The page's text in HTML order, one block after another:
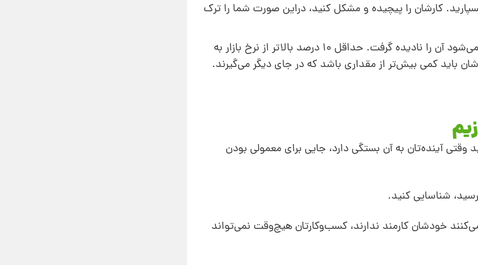
بسپارید. کارشان را پیچیده و مشکل کنید، دراین صورت شما را ترک
برای فوق‌ستاره‌ها پول بالاترین انگیزه نیست، با این حال نمی‌شود آن را نادیده گرفت. حداقل 10 درصد بالاتر از نرخ بازار به
باید کمی بیش‌تر از مقداری باشد که در جای دیگر می‌گیرند.
آینده‌تان به آن بستگی دارد، جایی برای معمولی بودن
شناسایی کنید.
خودشان کارمند ندارند، کسب‌وکارتان هیچ‌وقت نمی‌تواند